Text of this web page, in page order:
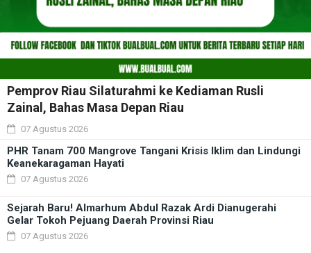
Pemprov Riau Silaturahmi ke Kediaman Rusli
Zainal, Bahas Masa Depan Riau
07 Agustus 2026
PHR Tanam 700 Mangrove Tangani Krisis Iklim dan Lindungi
Keanekaragaman Hayati
07 Agustus 2026
Sejarah Baru! Almarhum Abdul Razak Ardi Dianugerahi
Gelar Tokoh Pejuang Daerah Provinsi Riau
07 Agustus 2026